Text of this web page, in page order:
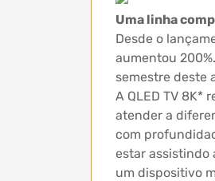
Uma linha
Desde o
aumentou
semestre deste
A QLED TV 8K*
atender a
com
estar assistindo
um dispositivo